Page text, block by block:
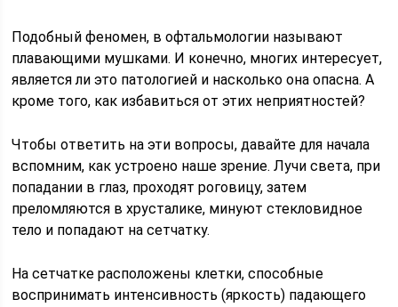
Подобный феномен, в офтальмологии называют
плавающими мушками. И конечно, многих интересует,
является ли это патологией и насколько она опасна. А
кроме того, как избавиться от этих неприятностей?
Чтобы ответить на эти вопросы, давайте для начала
вспомним, как устроено наше зрение. Лучи света, при
попадании в глаз, проходят роговицу, затем
преломляются в хрусталике, минуют стекловидное
тело и попадают на сетчатку.
На сетчатке расположены клетки, способные
воспринимать интенсивность (яркость) падающего